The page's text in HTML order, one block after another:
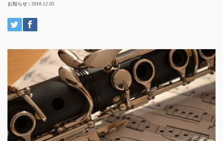
お知らせ | 2018.12.05